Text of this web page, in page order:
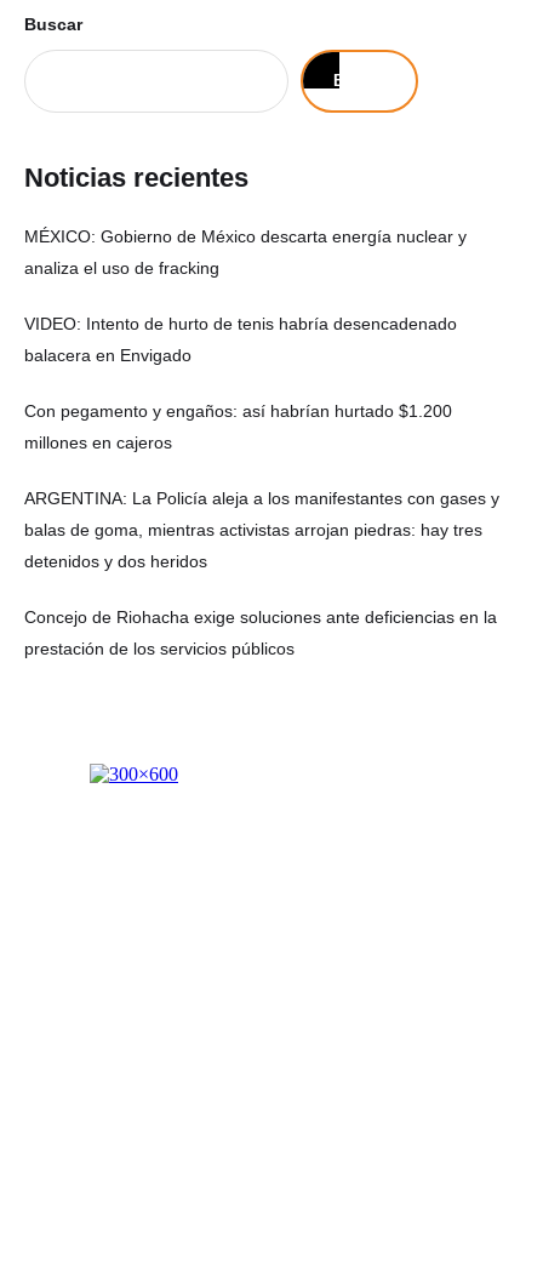
Buscar
Buscar
Noticias recientes
MÉXICO: Gobierno de México descarta energía nuclear y
analiza el uso de fracking
VIDEO: Intento de hurto de tenis habría desencadenado
balacera en Envigado
Con pegamento y engaños: así habrían hurtado $1.200
millones en cajeros
ARGENTINA: La Policía aleja a los manifestantes con gases y
balas de goma, mientras activistas arrojan piedras: hay tres
detenidos y dos heridos
Concejo de Riohacha exige soluciones ante deficiencias en la
prestación de los servicios públicos